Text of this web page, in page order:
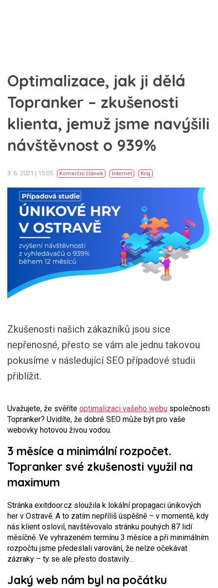
Optimalizace, jak ji dělá
Topranker – zkušenosti
klienta, jemuž jsme navýšili
návštěvnost o 939%
3. 6. 2021 | 15:05 Komerční článek Internet Kraj
Zkušenosti našich zákazníků jsou sice
nepřenosné, přesto se vám ale jednu takovou
pokusíme v následující SEO případové studii
přiblížit.
Uvažujete, že svěříte optimalizaci vašeho webu společnosti
Topranker? Uvidíte, že dobré SEO může být pro vaše
webovky hotovou živou vodou.
3 měsíce a minimální rozpočet.
Topranker své zkušenosti využil na
maximum
Stránka exitdoor.cz sloužila k lokální propagaci únikových
her v Ostravě. A to zatím nepříliš úspěšně – v momentě, kdy
nás klient oslovil, navštěvovalo stránku pouhých 87 lidí
měsíčně. Ve vyhrazeném termínu 3 měsíce a při minimálním
rozpočtu jsme předeslali varování, že nelze očekávat
zázraky – ty se ale přesto dostavily…
Jaký web nám byl na počátku